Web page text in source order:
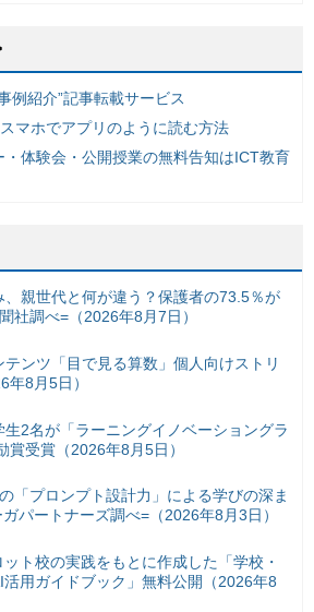
例紹介”記事転載サービス
マホでアプリのように読む方法
・体験会・公開授業の無料告知はICT教育
親世代と何が違う？保護者の73.5％が
社調べ=（2026年8月7日）
ンツ「目で見る算数」個人向けストリ
年8月5日）
2名が「ラーニングイノベーショングラ
賞受賞（2026年8月5日）
「プロンプト設計力」による学びの深ま
パートナーズ調べ=（2026年8月3日）
ト校の実践をもとに作成した「学校・
用ガイドブック」無料公開（2026年8